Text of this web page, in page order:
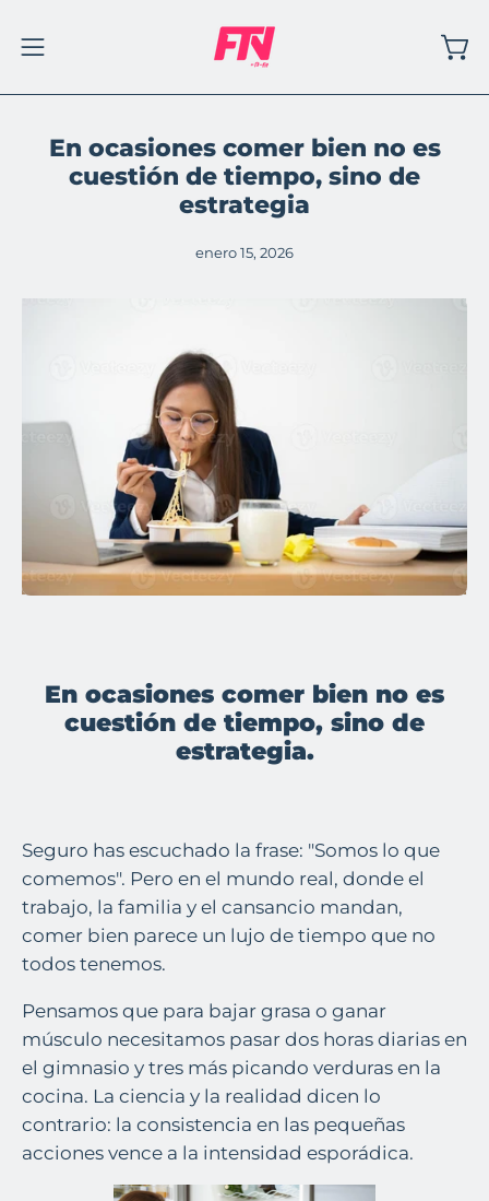
Abrir
navegación
En ocasiones comer bien no es
cuestión de tiempo, sino de
estrategia
enero 15, 2026
En ocasiones comer bien no es
cuestión de tiempo, sino de
estrategia.
Seguro has escuchado la frase: "Somos lo que
comemos". Pero en el mundo real, donde el
trabajo, la familia y el cansancio mandan,
comer bien parece un lujo de tiempo que no
todos tenemos.
Pensamos que para bajar grasa o ganar
músculo necesitamos pasar dos horas diarias en
el gimnasio y tres más picando verduras en la
cocina. La ciencia y la realidad dicen lo
contrario: la consistencia en las pequeñas
acciones vence a la intensidad esporádica.